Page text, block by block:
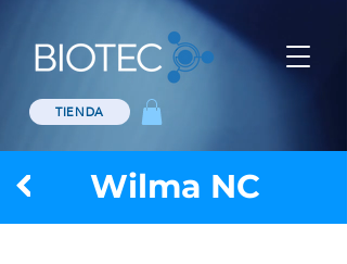
TIENDA
Wilma NC